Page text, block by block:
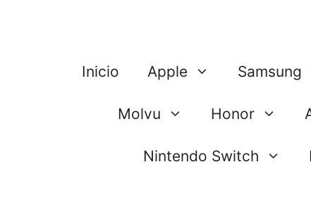
Inicio Apple Samsung
Molvu Honor
Nintendo Switch